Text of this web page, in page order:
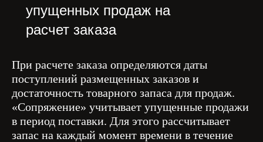
упущенных продаж на
расчет заказа
При расчете заказа определяются даты
поступлений размещенных заказов и
достаточность товарного запаса для продаж.
«Сопряжение» учитывает упущенные продажи
в период поставки. Для этого рассчитывает
запас на каждый момент времени в течение